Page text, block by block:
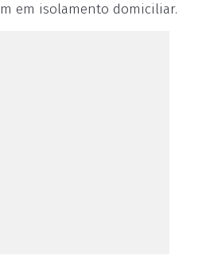
em isolamento domiciliar.